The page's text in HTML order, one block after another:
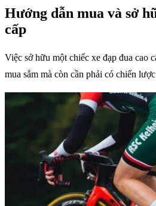
Hướng dẫn mua và sở
cấp
Việc sở hữu một chiếc xe đạp đua cao
mua sắm mà còn cần phải có chiến